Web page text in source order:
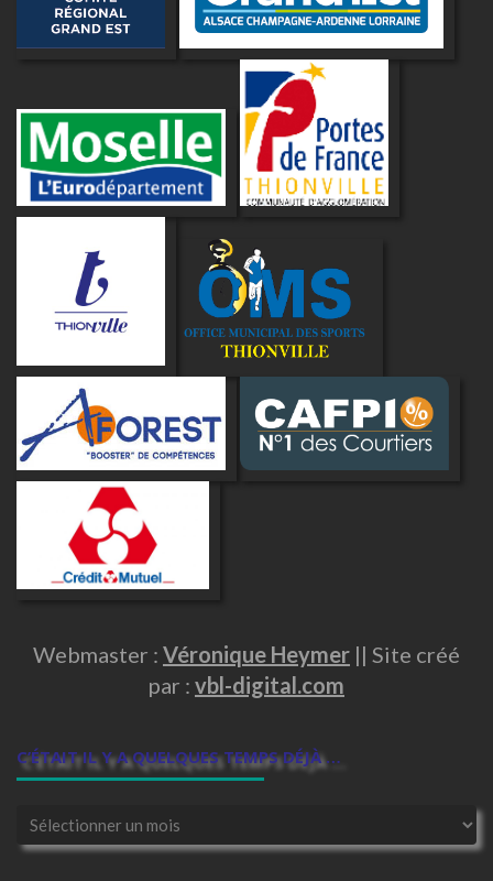
Webmaster : Véronique Heymer || Site créé
par : vbl-digital.com
C’ÉTAIT IL Y A QUELQUES TEMPS DÉJÀ …